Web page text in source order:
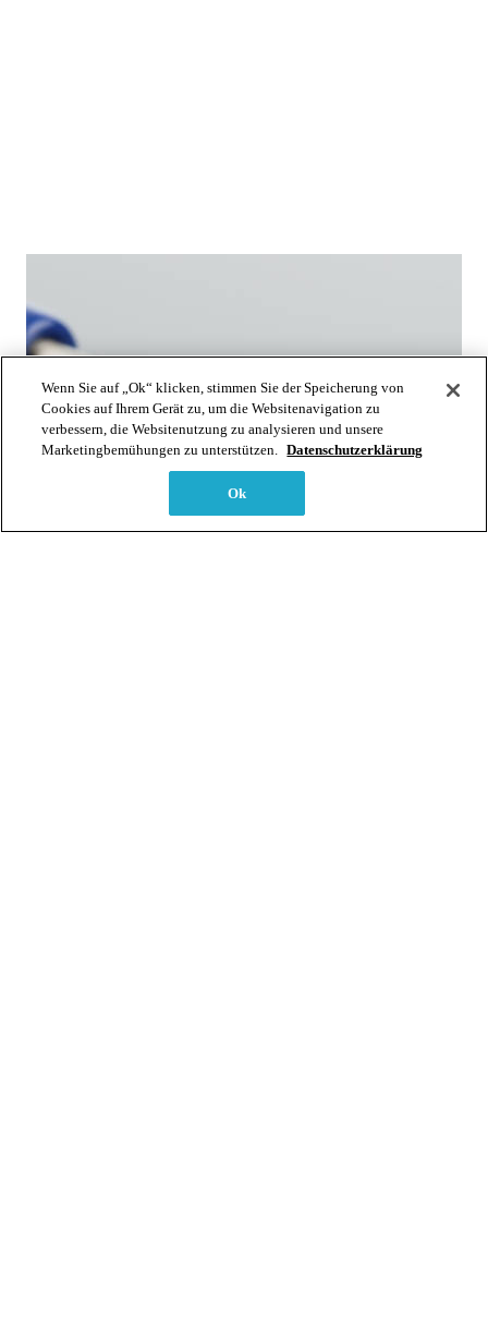
Wenn Sie auf „Ok“ klicken, stimmen Sie der Speicherung von
Cookies auf Ihrem Gerät zu, um die Websitenavigation zu
verbessern, die Websitenutzung zu analysieren und unsere
Marketingbemühungen zu unterstützen. Datenschutzerklärung
Ok